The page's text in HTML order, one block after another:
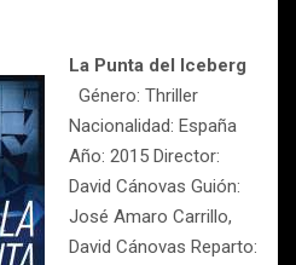
La Punta del Iceberg
Género: Thriller
Nacionalidad: España
Año: 2015 Director:
David Cánovas Guión:
José Amaro Carrillo,
David Cánovas Reparto: